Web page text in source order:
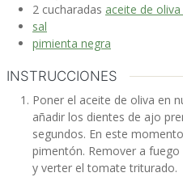
2 cucharadas aceite de
sal
pimienta negra
INSTRUCCIONES
Poner el aceite de oliva en
añadir los dientes de ajo
segundos. En este
pimentón. Remover a
y verter el tomate triturado.